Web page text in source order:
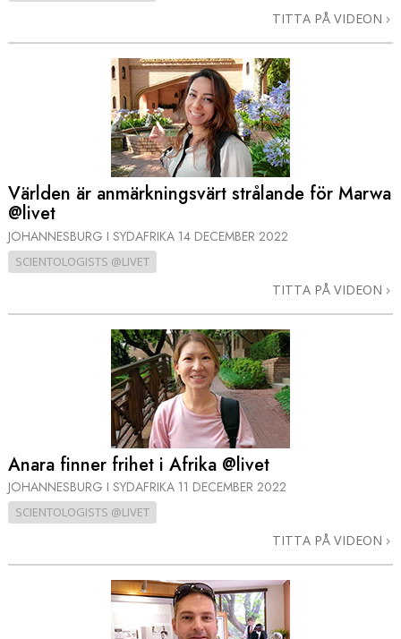
TITTA PÅ VIDEON
Världen är anmärkningsvärt strålande för Marwa
@livet
JOHANNESBURG I SYDAFRIKA 14 DECEMBER 2022
SCIENTOLOGISTS @LIVET
TITTA PÅ VIDEON
Anara finner frihet i Afrika @livet
JOHANNESBURG I SYDAFRIKA 11 DECEMBER 2022
SCIENTOLOGISTS @LIVET
TITTA PÅ VIDEON